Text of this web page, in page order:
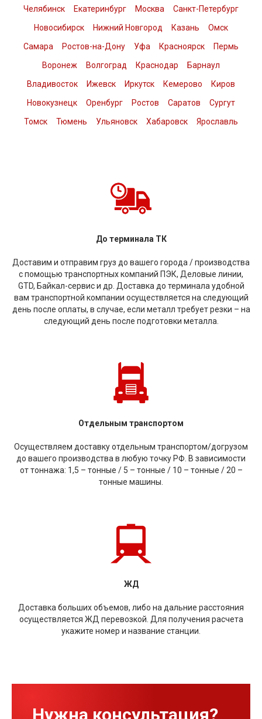
Челябинск Екатеринбург Москва
Санкт-Петербург
Новосибирск
Нижний Новгород Казань
Омск
Самара
Ростов-на-Дону Уфа Красноярск
Пермь
Воронеж
Волгоград Краснодар
Барнаул
Владивосток
Ижевск Иркутск Кемерово
Киров
Новокузнецк
Оренбург Ростов Саратов
Сургут
Томск
Тюмень Ульяновск Хабаровск Ярославль
До терминала ТК
Доставим и отправим груз до вашего города / производства
с помощью транспортных компаний ПЭК, Деловые линии,
GTD, Байкал-сервис и др. Доставка до терминала удобной
вам транспортной компании осуществляется на следующий
день после оплаты, в случае, если металл требует резки – на
следующий день после подготовки металла.
Отдельным транспортом
Осуществляем доставку отдельным транспортом/догрузом
до вашего производства в любую точку РФ. В зависимости
от тоннажа: 1,5 – тонные / 5 – тонные / 10 – тонные / 20 –
тонные машины.
ЖД
Доставка больших объемов, либо на дальние расстояния
осуществляется ЖД перевозкой. Для получения расчета
укажите номер и название станции.
Нужна консультация?